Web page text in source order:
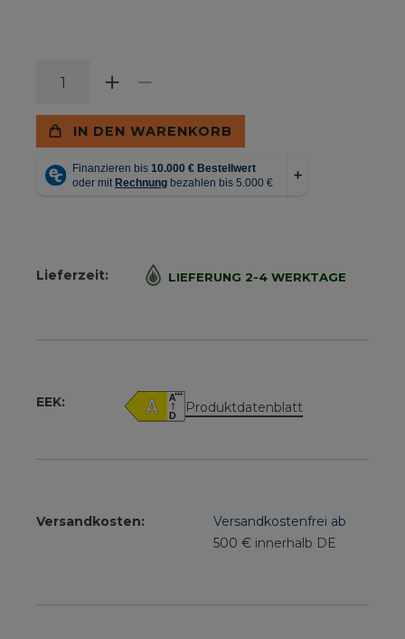
IN DEN WARENKORB
Lieferzeit: LIEFERUNG 2-4 WERKTAGE
EEK: Produktdatenblatt
Versandkosten:
Versandkostenfrei ab
500 € innerhalb DE